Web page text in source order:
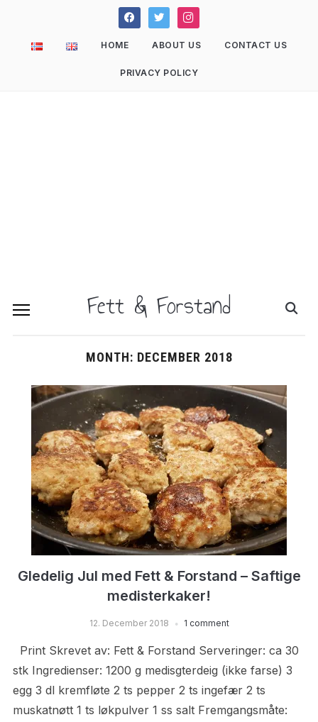
facebooktwitter instagram
HOME ABOUT US CONTACT US
PRIVACY POLICY
Fett & Forstand
MONTH: DECEMBER 2018
Gledelig Jul med Fett & Forstand – Saftige
medisterkaker!
12. December 2018 1 comment
Print Skrevet av: Fett & Forstand Serveringer: ca 30
stk Ingredienser: 1200 g medisgterdeig (ikke farse) 3
egg 3 dl kremfløte 2 ts pepper 2 ts ingefær 2 ts
muskatnøtt 1 ts løkpulver 1 ss salt Fremgangsmåte: